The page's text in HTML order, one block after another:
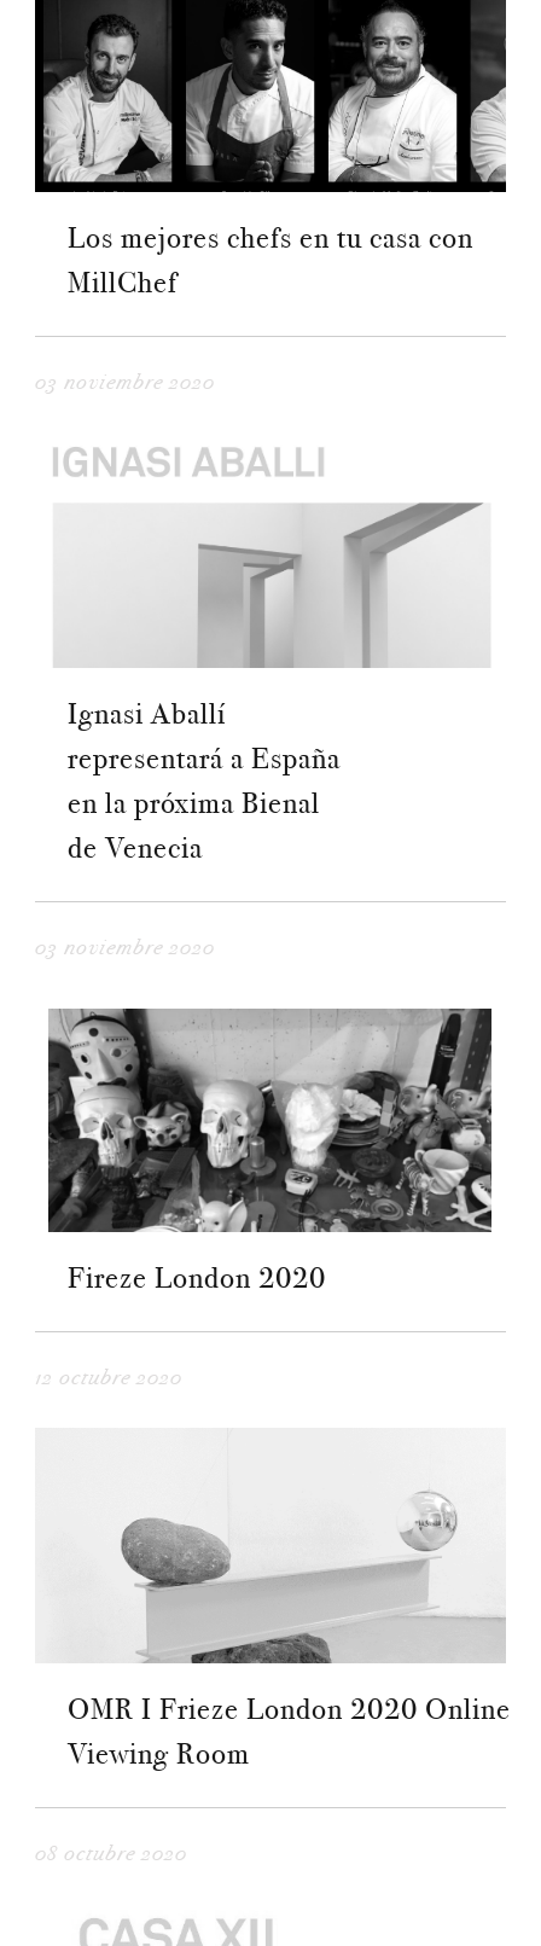
Los mejores chefs en tu casa con
MillChef
03 noviembre 2020
Ignasi Aballí
representará a España
en la próxima Bienal
de Venecia
03 noviembre 2020
Fireze London 2020
12 octubre 2020
OMR I Frieze London 2020 Online
Viewing Room
08 octubre 2020